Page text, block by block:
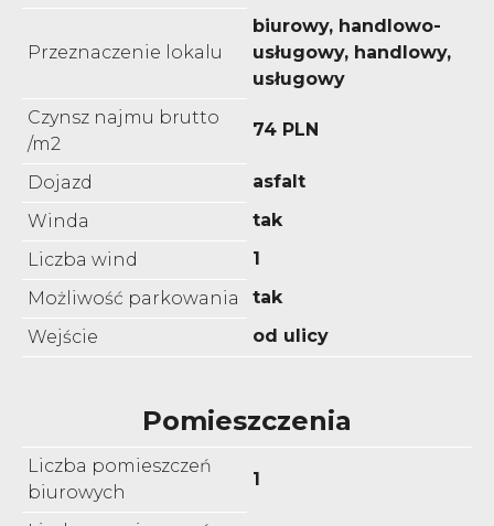
Przeznaczenie lokalu
biurowy, handlowo-
usługowy, handlowy,
usługowy
Czynsz najmu brutto
/m2
74 PLN
Dojazd
asfalt
Winda
tak
Liczba wind
1
Możliwość parkowania
tak
Wejście
od ulicy
Pomieszczenia
Liczba pomieszczeń
biurowych
1